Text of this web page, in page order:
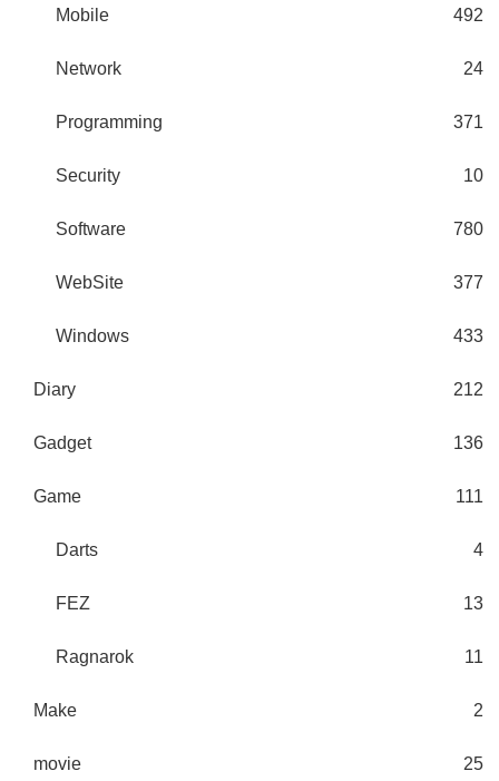
Mobile 492
Network 24
Programming 371
Security 10
Software 780
WebSite 377
Windows 433
Diary 212
Gadget 136
Game 111
Darts 4
FEZ 13
Ragnarok 11
Make 2
movie 25